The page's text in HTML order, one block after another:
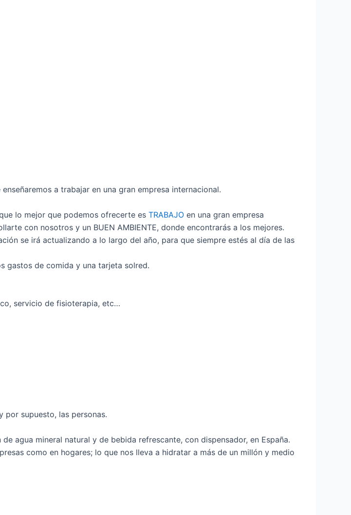
a trabajar en una gran empresa internacional.
lo mejor que podemos ofrecerte es TRABAJO en una gran empresa
con nosotros y un BUEN AMBIENTE, donde encontrarás a los mejores.
se irá actualizando a lo largo del año, para que siempre estés al día de las
gastos de comida y una tarjeta solred.
servicio de fisioterapia, etc…
por supuesto, las personas.
agua mineral natural y de bebida refrescante, con dispensador, en España.
como en hogares; lo que nos lleva a hidratar a más de un millón y medio